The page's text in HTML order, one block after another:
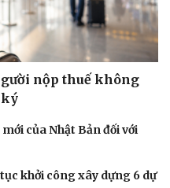
nộp thuế không
ký
của Nhật Bản đối với
khởi công xây dựng 6 dự